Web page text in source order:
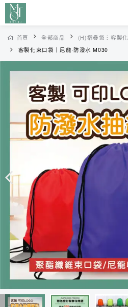
首頁 全部商品
(H)摺疊袋︙客製化
客製化束口袋｜尼龍·防潑水 M030